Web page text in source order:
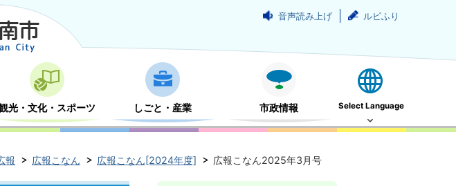
音声読み上げ ルビふり
光・文化・スポーツ しごと・産業 市政情報 Select Language
報 広報こなん 広報こなん[2024年度] 広報こなん2025年3月号